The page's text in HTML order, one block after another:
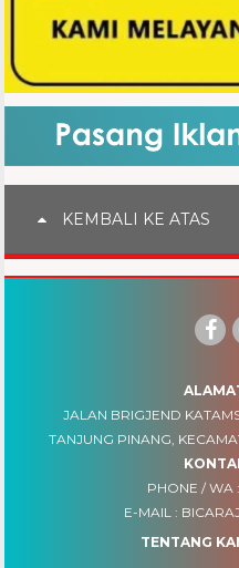
KEMBALI KE ATAS
JALAN BRIGJEND
TANJUNG PINANG,
PHONE / WA :
E-MAIL :
TENTANG